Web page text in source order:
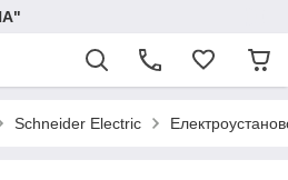
Schneider Electric